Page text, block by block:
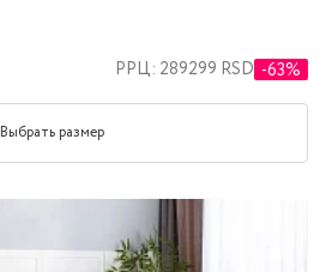
РРЦ: 289299 RSD -63%
Выбрать размер